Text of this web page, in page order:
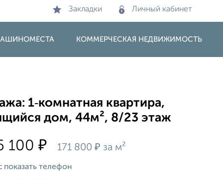
Закладки Личный кабинет
КОММЕРЧЕСКАЯ НЕДВИЖИМОСТЬ
1‑комнатная квартира,
дом, 44м², 8/23 этаж
100₽ 171 800₽ за м²
показать телефон